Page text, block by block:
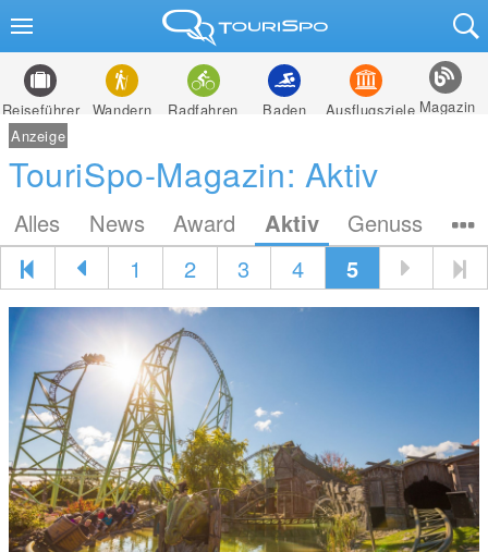
Reiseführer Wandern Radfahren Baden Ausflugsziele Magazin
Anzeige
TouriSpo-Magazin: Aktiv
Alles News Award Aktiv
Genuss
1
2 3 4 5